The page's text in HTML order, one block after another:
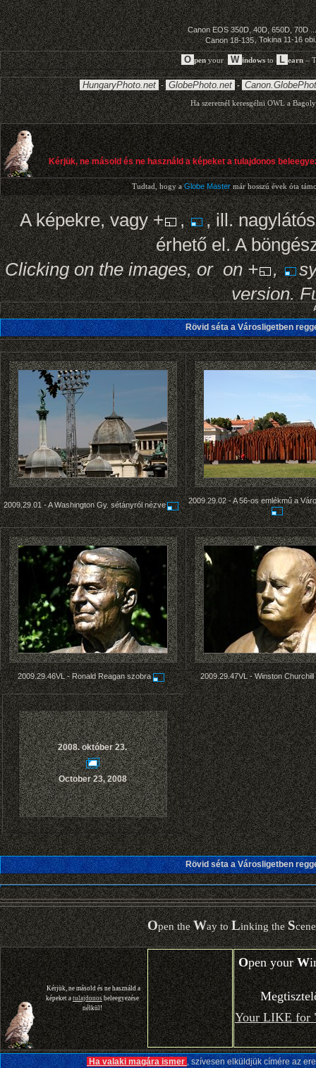
Rövid séta a Városligetben
2009.29.01 -A Washington Gy. sétányról nézve 2009.29.02 -A 56-os emlékmű a
2009.29.46VL -Ronald Reagan szobra 2009.29.47VL -Winston
2008. október 23.
October 23, 2008
Rövid séta a Városligetben